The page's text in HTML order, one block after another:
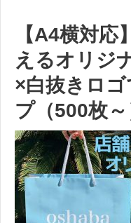
【A4横対
えるオリジ
×白抜きロ
プ（500枚～